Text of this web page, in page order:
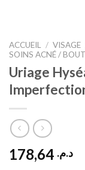
ACCUEIL / VISAGE
SOINS ACNÉ /
Uriage
د.م.